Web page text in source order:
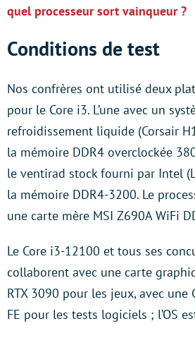
quel processeur sort vainqueur ?
Conditions de test
Nos confrères ont utilisé deux
pour le Core i3. L’une avec un
refroidissement liquide (Corsair
la mémoire DDR4 overclockée
le ventirad stock fourni par Intel
la mémoire DDR4-3200. Le
une carte mère MSI Z690A WiFi
Le Core i3-12100 et tous ses
collaborent avec une carte
RTX 3090 pour les jeux, avec une
FE pour les tests logiciels ; l’OS